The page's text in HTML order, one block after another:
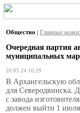
Общество | Главные
Очередная партия
муниципальных
20.05.24 16:29
В Архангельскую
для Северодвинска.
с завода
должен выйти 1